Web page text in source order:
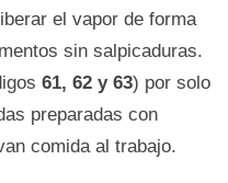
el vapor de forma
sin salpicaduras.
61, 62 y 63) por solo
preparadas con
comida al trabajo.